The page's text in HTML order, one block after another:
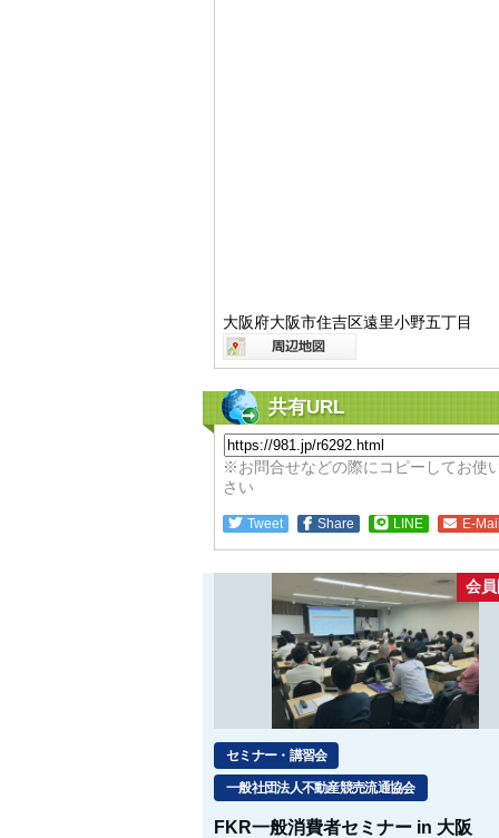
大阪府大阪市住吉区遠里小野五丁目
共有URL
※お問合せなどの際にコピーしてお使
さい
Tweet Share LINE E-
会
セミナー・講習会
一般社団法人不動産競売流通協会
FKR一般消費者セミナー in 大阪